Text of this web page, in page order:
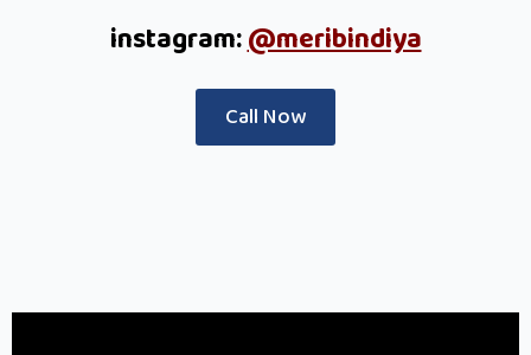
instagram:@meribindiya
Call Now